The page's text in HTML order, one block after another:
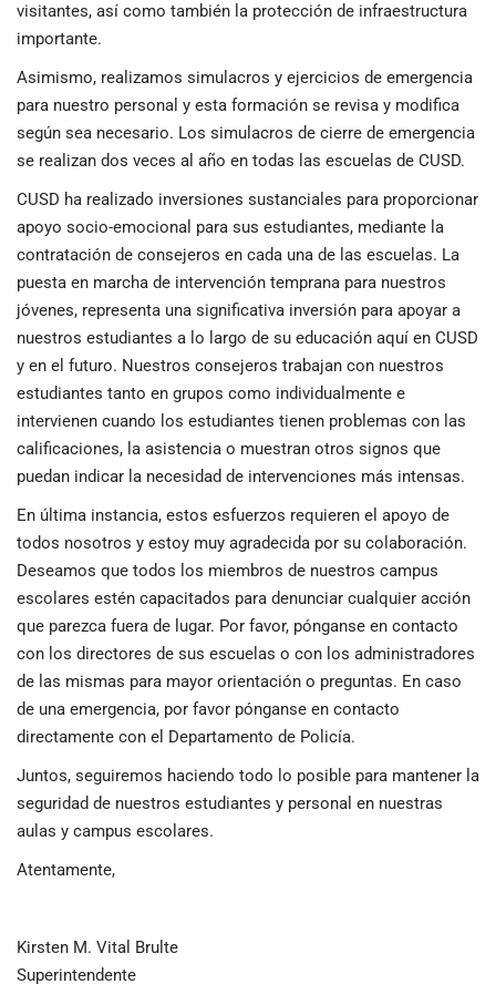
visitantes, así como también la protección de infraestructura
importante.
Asimismo, realizamos simulacros y ejercicios de emergencia
para nuestro personal y esta formación se revisa y modifica
según sea necesario. Los simulacros de cierre de emergencia
se realizan dos veces al año en todas las escuelas de CUSD.
CUSD ha realizado inversiones sustanciales para proporcionar
apoyo socio-emocional para sus estudiantes, mediante la
contratación de consejeros en cada una de las escuelas. La
puesta en marcha de intervención temprana para nuestros
jóvenes, representa una significativa inversión para apoyar a
nuestros estudiantes a lo largo de su educación aquí en CUSD
y en el futuro. Nuestros consejeros trabajan con nuestros
estudiantes tanto en grupos como individualmente e
intervienen cuando los estudiantes tienen problemas con las
calificaciones, la asistencia o muestran otros signos que
puedan indicar la necesidad de intervenciones más intensas.
En última instancia, estos esfuerzos requieren el apoyo de
todos nosotros y estoy muy agradecida por su colaboración.
Deseamos que todos los miembros de nuestros campus
escolares estén capacitados para denunciar cualquier acción
que parezca fuera de lugar. Por favor, pónganse en contacto
con los directores de sus escuelas o con los administradores
de las mismas para mayor orientación o preguntas. En caso
de una emergencia, por favor pónganse en contacto
directamente con el Departamento de Policía.
Juntos, seguiremos haciendo todo lo posible para mantener la
seguridad de nuestros estudiantes y personal en nuestras
aulas y campus escolares.
Atentamente,
Kirsten M. Vital Brulte
Superintendente